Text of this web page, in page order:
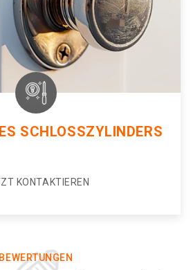
SCHLOSSZYLINDERS
KONTAKTIEREN
BEWERTUNGEN